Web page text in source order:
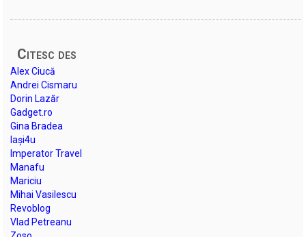
Citesc des
Alex Ciucă
Andrei Cismaru
Dorin Lazăr
Gadget.ro
Gina Bradea
Iași4u
Imperator Travel
Manafu
Mariciu
Mihai Vasilescu
Revoblog
Vlad Petreanu